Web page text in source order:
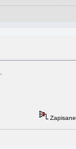
Zapisane